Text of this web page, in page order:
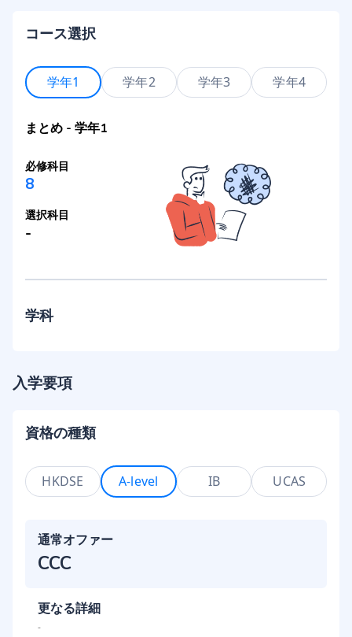
コース選択
学年1 学年2 学年3 学年4
まとめ - 学年1
必修科目
8
選択科目
-
学科
入学要項
資格の種類
HKDSE A-level IB UCAS
通常オファー
CCC
更なる詳細
-